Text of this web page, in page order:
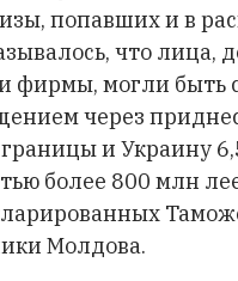
попавших и в
что лица,
фирмы, могли быть
через
границы и Украину
более 800 млн
Молдова.